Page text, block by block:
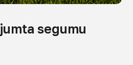
segumu